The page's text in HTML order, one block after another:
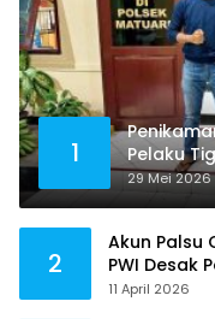
1
Pelaku
29 Mei 2026
2
Akun Palsu
PWI Desak
11 April 2026